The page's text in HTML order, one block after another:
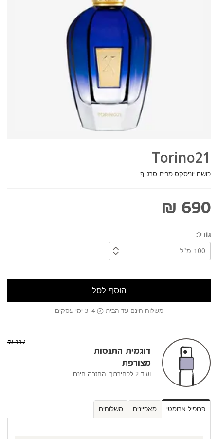
Torino21
בושם יוניסקס מבית סרג'וף
690 ₪
גודל
הוסף לסל
משלוח חינם עד הבית 3-4 ימי עסקים
117 ₪
דוגמית התנסות
מצורפת
ועוד 2 לבחירתך. החזרה חינם
פרופיל ארומטי מאפיינים משלוחים